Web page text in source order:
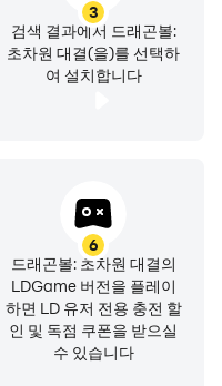
3
검색 결과에서 드래곤볼:
초차원 대결(을)를 선택하
여 설치합니다
6
드래곤볼: 초차원 대결의
LDGame 버전을 플레이
하면 LD 유저 전용 충전 할
인 및 독점 쿠폰을 받으실
수 있습니다